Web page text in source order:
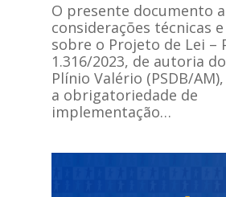
O presente documento
considerações técnicas
sobre o Projeto de Lei –
1.316/2023, de autoria
Plínio Valério (PSDB/
a obrigatoriedade de
implementação…